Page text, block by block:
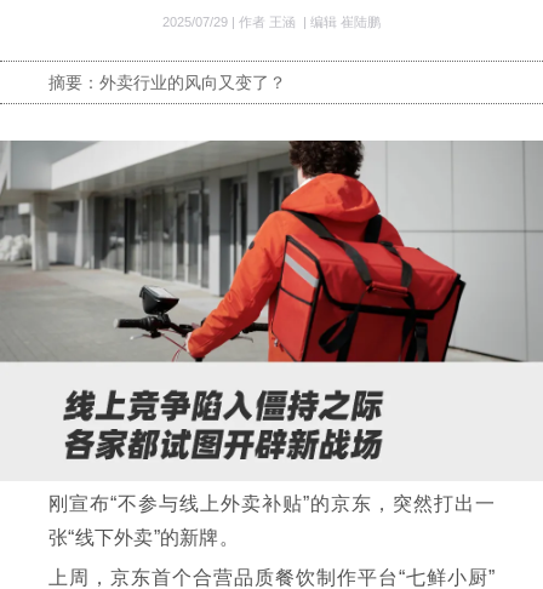
2025/07/29 | 作者 王涵 编辑 崔陆鹏
摘要：外卖行业的风向又变了？
刚宣布“不参与线上外卖补贴”的京东，突然打出一
张“线下外卖”的新牌。
上周，京东首个合营品质餐饮制作平台“七鲜小厨”